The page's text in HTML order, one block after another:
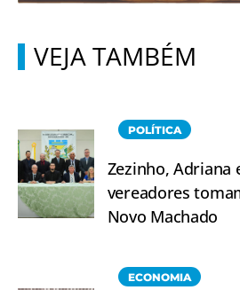
VEJA TAMBÉM
POLÍTICA
Zezinho, Adriana
vereadores
Novo Machado
ECONOMIA